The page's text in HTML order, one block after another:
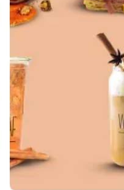
OBJEVTE
WAF-WAF:
INSPIRACE
🍓🧇